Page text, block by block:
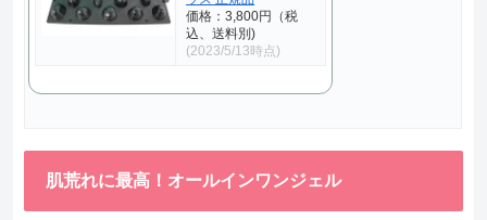
価格：3,800円（税
込、送料別)
(2023/5/13時点)
肌荒れに最高！オールインワンジェル